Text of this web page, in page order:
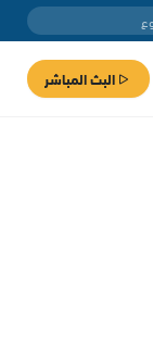
البث المباشر